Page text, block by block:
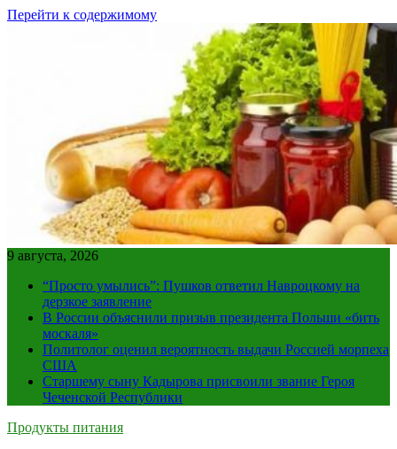
Перейти к содержимому
9 августа, 2026
“Просто умылись”: Пушков ответил Навроцкому на
дерзкое заявление
В России объяснили призыв президента Польши «бить
москаля»
Политолог оценил вероятность выдачи Россией морпеха
США
Старшему сыну Кадырова присвоили звание Героя
Чеченской Республики
Продукты питания